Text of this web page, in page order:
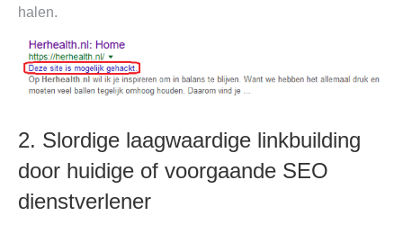
halen.
2. Slordige laagwaardige linkbuilding
door huidige of voorgaande SEO
dienstverlener